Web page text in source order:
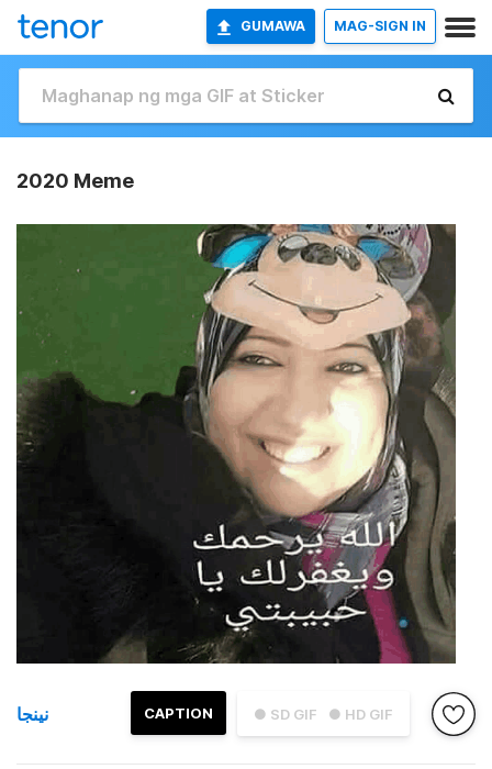
GUMAWA MAG-SIGN IN
2020 Meme
● SD GIF ● HD GIF
CAPTION نينجا